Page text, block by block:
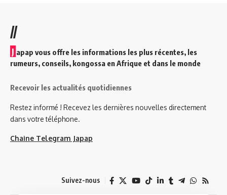
//
J apap vous offre les informations les plus récentes, les
rumeurs, conseils, kongossa en Afrique et dans le monde
Recevoir les actualités quotidiennes
Restez informé ! Recevez les dernières nouvelles directement
dans votre téléphone.
Chaine Telegram Japap
Suivez-nous